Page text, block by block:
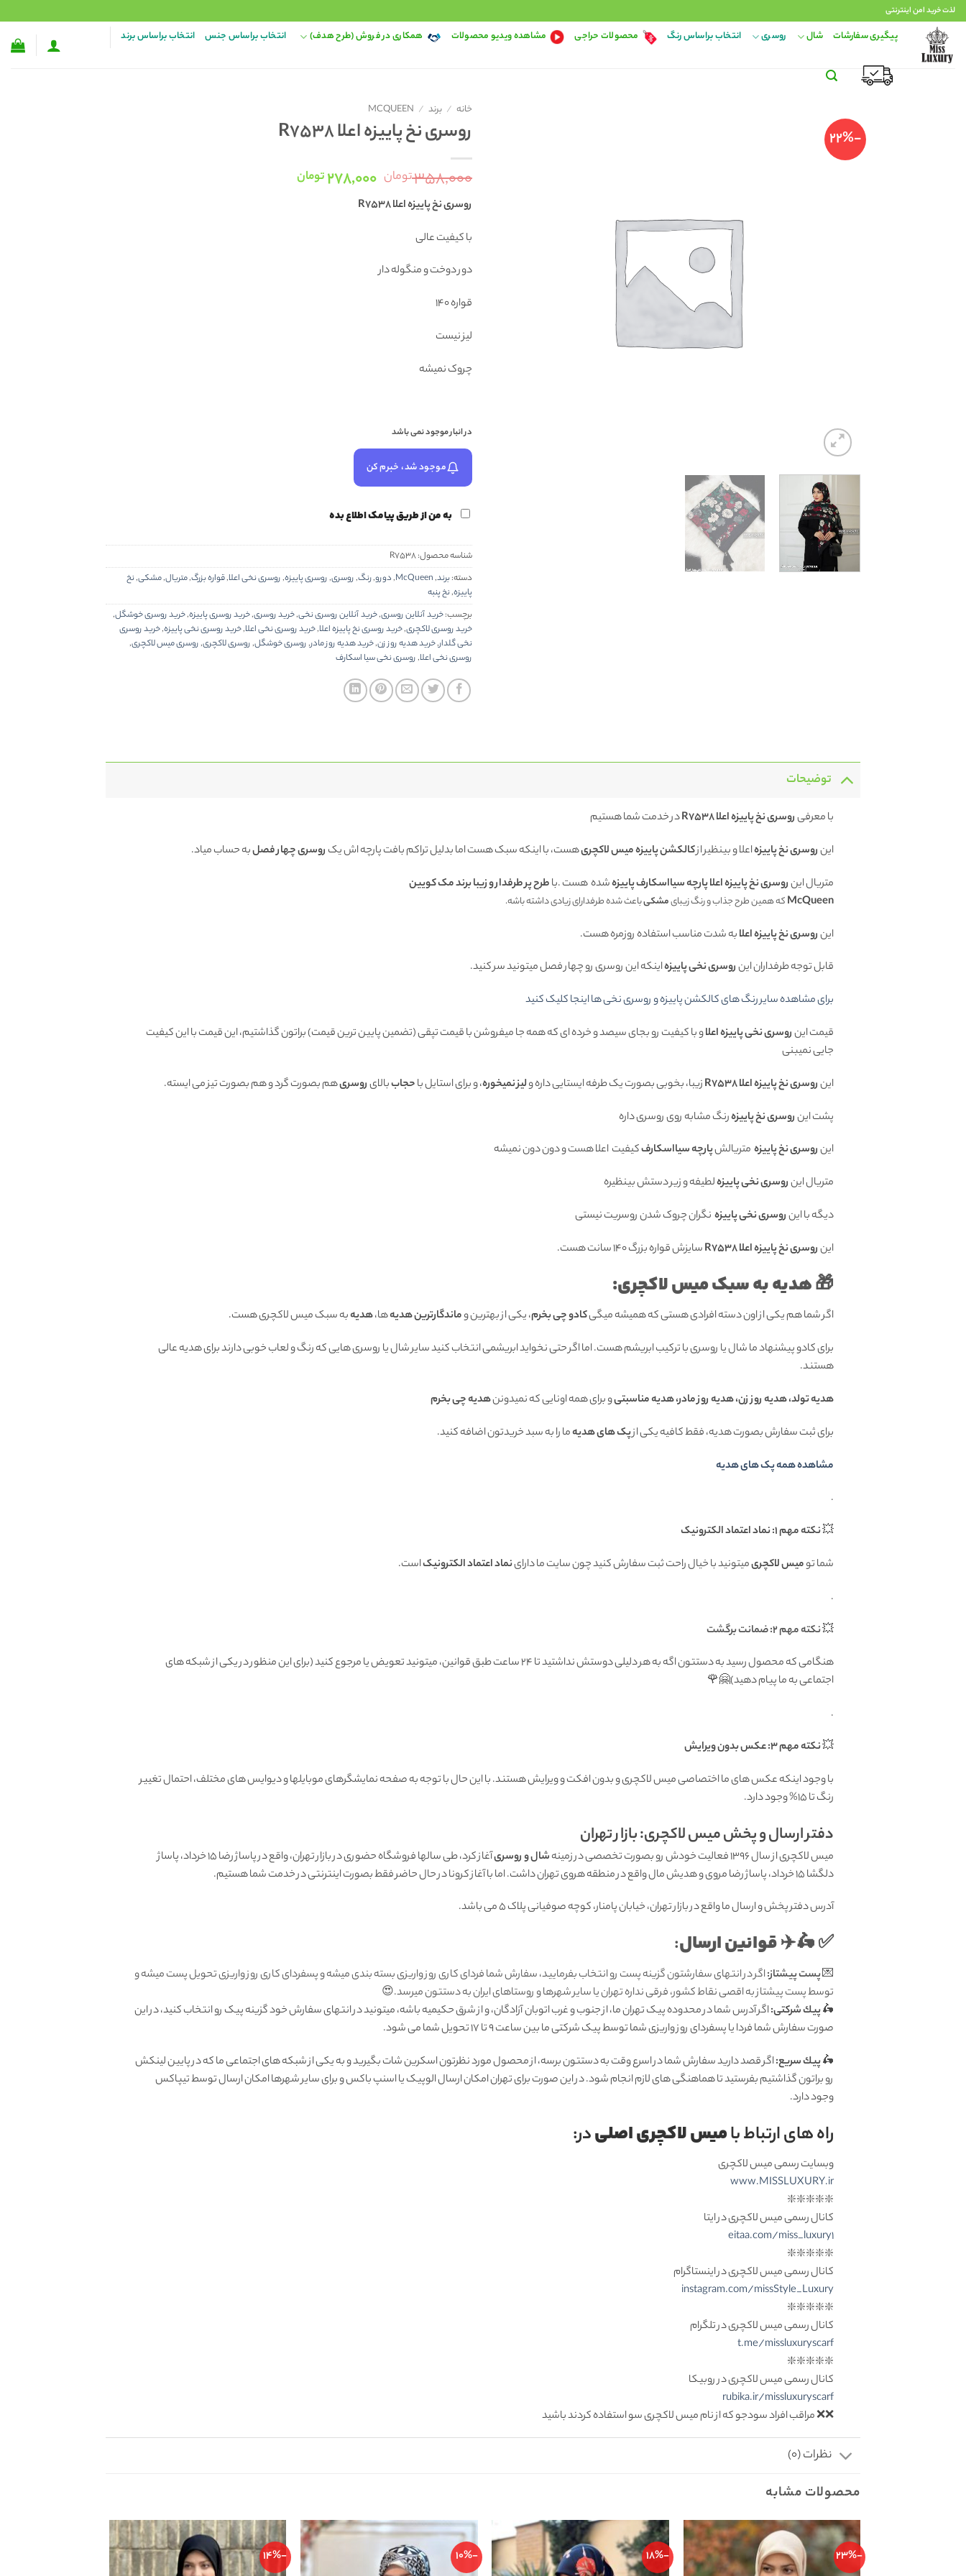
Skip
to
content
لذت خرید امن اینترنتی
پیگیری سفارشات شال روسری انتخاب براساس رنگ محصولات حراجی مشاهده ویدیو محصولات همکاری در فروش (طرح هدف) انتخاب براساس جنس انتخاب براساس برند
-22%
خانه / برند /
MCQUEEN
روسری نخ پاییزه اعلا R7538
۳۵۸,۰۰۰تومان قیمت
اصلی:
۲۷۸,۰۰۰تومانقیمت
روسری نخ پاییزه اعلا R7538
با کیفیت عالی
دور دوخت و منگوله دار
قواره 140
لیز نیست
چروک نمیشه
در انبار موجود نمی باشد
موجود شد، خبرم کن
به من از طریق پیامک اطلاع بده
شناسه محصول:R7538
دسته:برند,
McQueen
,دورو,رنگ,روسری,روسری پاییزه,روسری نخی اعلا,قواره بزرگ,متریال,مشکی,نخ
پاییزه,نخ پنبه
برچسب:خرید آنلاین روسری,خرید آنلاین روسری نخی,خرید روسری,خرید روسری پاییزه,خرید روسری خوشگل,
خرید روسری لاکچری,خرید روسری نخ پاییزه اعلا,خرید روسری نخی اعلا,خرید روسری نخی پاییزه,خرید روسری
نخی گلدار,خرید هدیه روز زن,خرید هدیه روز مادر,روسری خوشگل,روسری لاکچری,روسری میس لاکچری,
روسری نخی اعلا,روسری نخی سیا اسکارف
توضیحات
با معرفیروسری نخ پاییزه اعلا R7538
در خدمت شما هستیم
اینروسری نخ پاییزهاعلا و بینظیر ازکالکشن پاییزه میس لاکچریهست، با اینکه سبک هست اما بدلیل تراکم بافت پارچه اش یک روسری چهار فصلبه حساب میاد.
متریال اینروسرینخ پاییزه اعلا پارچه سیااسکارف پاییزهشده هست .باطرح پر طرفدار و زیبا برند مک کویین
McQueenکه همین طرح جذاب و رنگ زیبایمشکیباعث شده طرفدارای زیادی داشته باشه.
اینروسری نخ پاییزهاعلابه شدت مناسب استفاده روزمره هست.
قابل توجه طرفداران اینروسری نخیپاییزهاینکه این روسری رو چهار فصل میتونید سر کنید.
برای مشاهده سایر رنگ های کالکشن پاییزه و روسری نخی ها اینجا کلیک کنید
قیمت اینروسری نخی پاییزه اعلاو با کیفیت رو بجای سیصد و خرده ای که همه جا میفروشن با قیمت تپقی (تضمین پایین ترین قیمت) براتون گذاشتیم، این قیمت با این کیفیت
جایی نمیبنی
اینروسری نخ پاییزه اعلا R7538 زیبا، بخوبی بصورت یک طرفه ایستایی داره ولیز نمیخوره، و برای استایل باحجاببالایروسریهم بصورت گرد و هم بصورت تیز می ایسته.
پشت اینروسری نخ پاییزهرنگ مشابه روی روسری داره
اینروسری نخ پاییزه متریالشپارچه سیااسکارفکیفیت اعلا هست و دون دون نمیشه
متریال اینروسری نخی پاییزهلطیفه و زیر دستش بینظیره
دیگه با اینروسری نخی پاییزه نگران چروک شدن روسریت نیستی
اینروسری نخ پاییزه اعلا R7538 سایزش قواره بزرگ 140 سانت هست.
🎁 هدیه به سبک میس لاکچری:
اگر شما هم یکی از اون دسته افرادی هستی که همیشه میگیکادو چی بخرم، یکی از بهترین وماندگارترین هدیهها،هدیهبه سبک میس لاکچری هست.
برای کادو پیشنهاد ما شال یا روسری با ترکیب ابریشم هست. اما اگر حتی نخواید ابریشمی انتخاب کنید سایر شال یا روسری هایی که رنگ و لعاب خوبی دارند برای هدیه عالی
هستند.
هدیه تولد، هدیه روز زن، هدیه روز مادر، هدیه مناسبتیو برای همه اونایی که نمیدوننهدیه چی بخرم
برای ثبت سفارش بصورت هدیه، فقط کافیه یکی ازپک های هدیهما را به سبد خریدتون اضافه کنید.
مشاهده همه پک های هدیه
.
💥نکته مهم 1: نماد اعتماد الکترونیک
شما تومیس لاکچریمیتونید با خیال راحت ثبت سفارش کنید چون سایت ما داراینماد اعتماد الکترونیکاست.
.
💥نکته مهم 2: ضمانت برگشت
هنگامی که محصول رسید به دستتون اگه به هر دلیلی دوستش نداشتید تا ۲۴ ساعت طبق قوانین، میتونید تعویض یا مرجوع کنید (برای این منظور در یکی از شبکه های
اجتماعی به ما پیام دهید)🤗🌹
.
💥نکته مهم 3: عکس بدون ویرایش
با وجود اینکه عکس های ما اختصاصی میس لاکچری و بدون افکت و ویرایش هستند. با این حال با توجه به صفحه نمایشگرهای موبایلها و دیوایس های مختلف، احتمال تغییر
رنگ تا 15% وجود دارد.
دفتر ارسال و پخش میس لاکچری: بازار تهران
میس لاکچری از سال 1396 فعالیت خودش رو بصورت تخصصی در زمینه شال و روسری
آغاز کرد، طی سالها فروشگاه حضوری در بازار تهران، واقع در پاساژ رضا 15 خرداد، پاساژ
دلگشا 15 خرداد، پاساژ رضا مروی و هدیش مال واقع در منطقه هروی تهران داشت. اما با آغاز کرونا در حال حاضر فقط بصورت اینترنتی در خدمت شما هستیم.
آدرس دفتر پخش و ارسال ما واقع در بازار تهران، خیابان پامنار، کوچه صوفیانی پلاک 5 می باشد.
✅ 🛵✈️قوانين ارسال:
💌پست پیشتاز:اگر در انتهای سفارشتون گزینه پست رو انتخاب بفرمایید، سفارش شما فردای کاری روز واریزی بسته بندی میشه و پسفردای کاری روز واریزی تحویل پست میشه و
توسط پست پیشتاز به اقصی نقاط کشور، فرقی نداره تهران یا سایر شهرها و روستاهای ایران به دستتون میرسد.😍
🛵پيك شرکتی:اگر آدرس شما در محدوده پیک تهران ما، از جنوب و غرب اتوبان آزادگان، و از شرق حکیمیه باشه، میتونید در انتهای سفارش خود گزینه پیک رو انتخاب کنید، در این
صورت سفارش شما فردا یا پسفردای روز واريزى شما توسط پیک شرکتی ما بين ساعت 9 تا 17 تحويل شما مى شود.
🛵پيك سریع:اگر قصد دارید سفارش شما در اسرع وقت به دستتون برسه، از محصول مورد نظرتون اسکرین شات بگیرید و به یکی از شبکه های اجتماعی ما که در پایین لینکش
رو براتون گذاشتیم بفرستید تا هماهنگی های لازم انجام شود. در این صورت برای تهران امکان ارسال الوپیک یا اسنپ باکس و برای سایر شهرها امکان ارسال توسط تیپاکس
وجود دارد.
راه های ارتباط بامیس لاکچری اصلیدر:
وبسایت رسمی میس لاکچری
www.MISSLUXURY.ir
❇️❇️❇️❇️❇️
کانال رسمی میس لاکچری در ایتا
eitaa.com/miss_luxury1
❇️❇️❇️❇️❇️
کانال رسمی میس لاکچری در اینستاگرام
instagram.com/missStyle_Luxury
❇️❇️❇️❇️❇️
کانال رسمی میس لاکچری در تلگرام
t.me/missluxuryscarf
❇️❇️❇️❇️❇️
کانال رسمی میس لاکچری در روبیکا
rubika.ir/missluxuryscarf
❌❌ مراقب افراد سودجو که از نام میس لاکچری سو استفاده کردند باشید
نظرات (0)
محصولات مشابه
-23%
-18%
-10%
-14%